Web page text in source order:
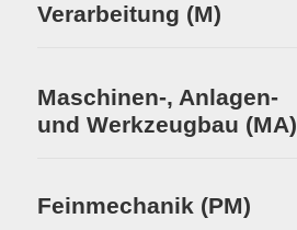
Verarbeitung (M)
Maschinen-, Anlagen-
und Werkzeugbau (MA)
Feinmechanik (PM)